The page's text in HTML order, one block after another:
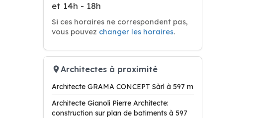
et 14h - 18h
Si ces horaires ne correspondent pas,
vous pouvez changer les horaires.
Architectes à proximité
Architecte GRAMA CONCEPT Sàrl à 597 m
Architecte Gianoli Pierre Architecte:
construction sur plan de batiments à 597